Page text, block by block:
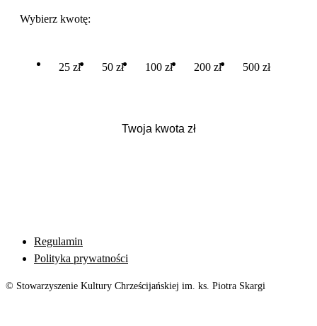
Wybierz kwotę:
25 zł 50 zł 100 zł 200 zł 500 zł
Regulamin
Polityka prywatności
© Stowarzyszenie Kultury Chrześcijańskiej im. ks. Piotra Skargi